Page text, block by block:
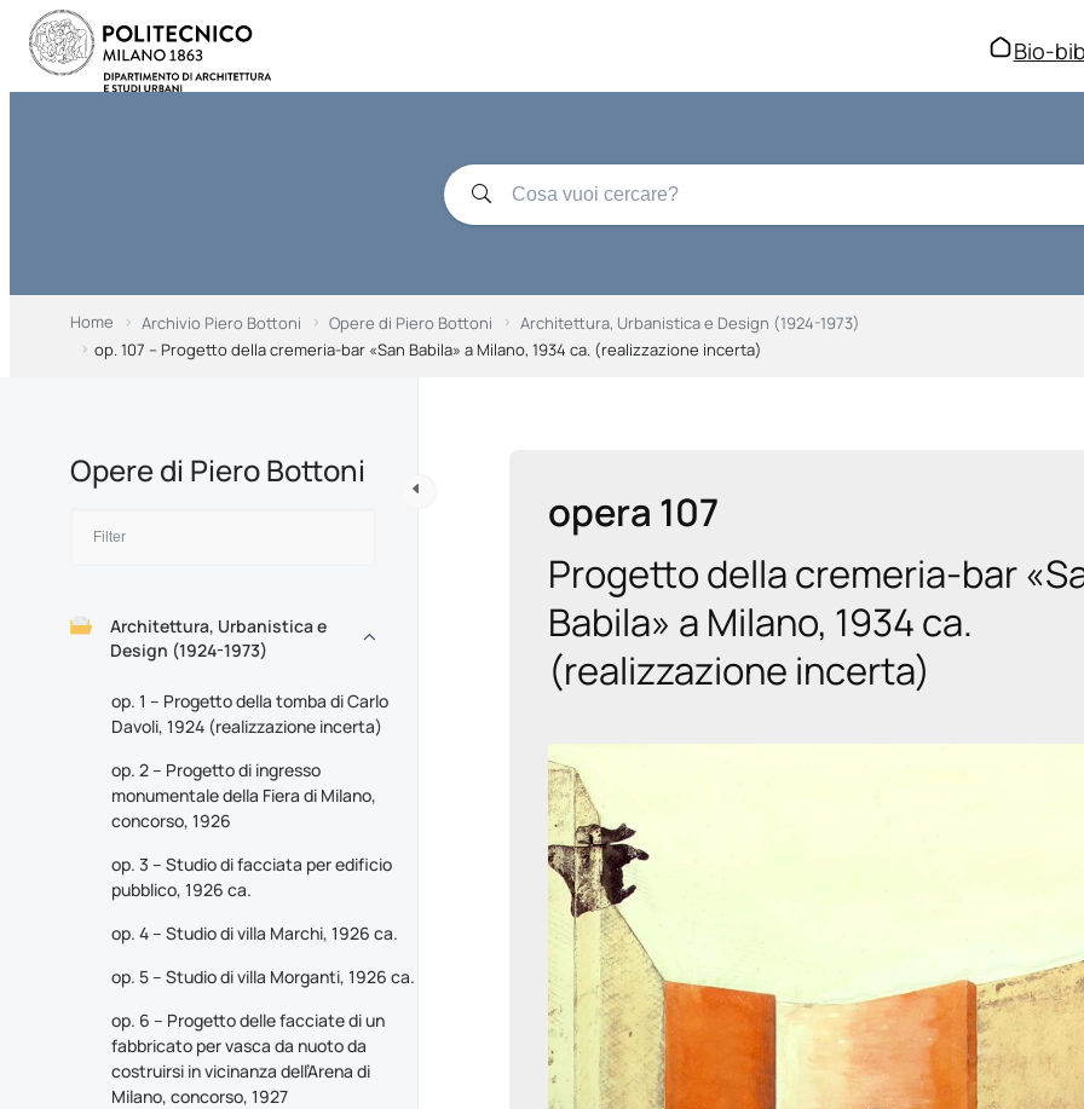
Bio-
Home Archivio Piero Bottoni Opere di Piero Bottoni
Architettura, Urbanistica e Design (1924-1973)
op. 107 – Progetto della cremeria-bar «San Babila» a Milano, 1934 ca. (realizzazione incerta)
Opere di Piero Bottoni
Architettura, Urbanistica e
Design (1924-1973)
op. 1 – Progetto della tomba di Carlo
Davoli, 1924 (realizzazione incerta)
op. 2 – Progetto di ingresso
monumentale della Fiera di Milano,
concorso, 1926
op. 3 – Studio di facciata per edificio
pubblico, 1926 ca.
op. 4 – Studio di villa Marchi, 1926 ca.
op. 5 – Studio di villa Morganti, 1926 ca.
op. 6 – Progetto delle facciate di un
fabbricato per vasca da nuoto da
costruirsi in vicinanza dell’Arena di
Milano, concorso, 1927
opera 107
Progetto della cremeria-bar
Babila» a Milano, 1934 ca.
(realizzazione incerta)